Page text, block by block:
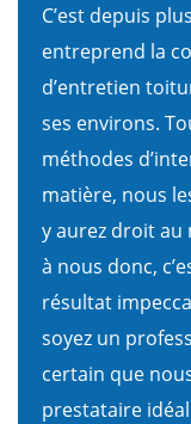
C’est depuis
entreprend la
d’entretien
ses environs.
méthodes
matière, nous
y aurez droit au
à nous donc,
résultat
soyez un
certain que
prestataire